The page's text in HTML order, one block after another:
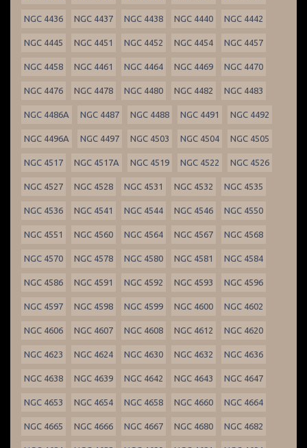
NGC 4436 NGC 4437 NGC 4438 NGC 4440 NGC 4442
NGC 4445 NGC 4451 NGC 4452 NGC 4454 NGC 4457
NGC 4458 NGC 4461 NGC 4464 NGC 4469 NGC 4470
NGC 4476 NGC 4478 NGC 4480 NGC 4482 NGC 4483
NGC 4486A NGC 4487 NGC 4488 NGC 4491 NGC 4492
NGC 4496A NGC 4497 NGC 4503 NGC 4504 NGC 4505
NGC 4517 NGC 4517A NGC 4519 NGC 4522 NGC 4526
NGC 4527 NGC 4528 NGC 4531 NGC 4532 NGC 4535
NGC 4536 NGC 4541 NGC 4544 NGC 4546 NGC 4550
NGC 4551 NGC 4560 NGC 4564 NGC 4567 NGC 4568
NGC 4570 NGC 4578 NGC 4580 NGC 4581 NGC 4584
NGC 4586 NGC 4591 NGC 4592 NGC 4593 NGC 4596
NGC 4597 NGC 4598 NGC 4599 NGC 4600 NGC 4602
NGC 4606 NGC 4607 NGC 4608 NGC 4612 NGC 4620
NGC 4623 NGC 4624 NGC 4630 NGC 4632 NGC 4636
NGC 4638 NGC 4639 NGC 4642 NGC 4643 NGC 4647
NGC 4653 NGC 4654 NGC 4658 NGC 4660 NGC 4664
NGC 4665 NGC 4666 NGC 4667 NGC 4680 NGC 4682